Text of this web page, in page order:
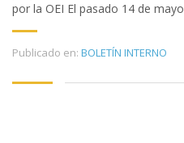
por la OEI El pasado 14 de
Publicado en: BOLETÍN INTERNO